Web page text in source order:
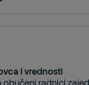
i vrednosti
obučeni radnici